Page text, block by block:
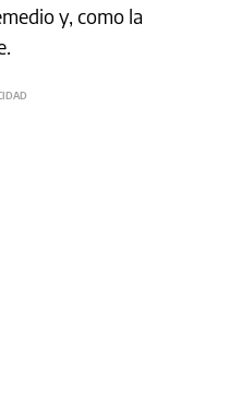
y, como la